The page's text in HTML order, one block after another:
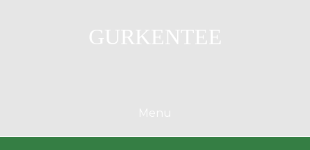
GURKENTEE
Menu